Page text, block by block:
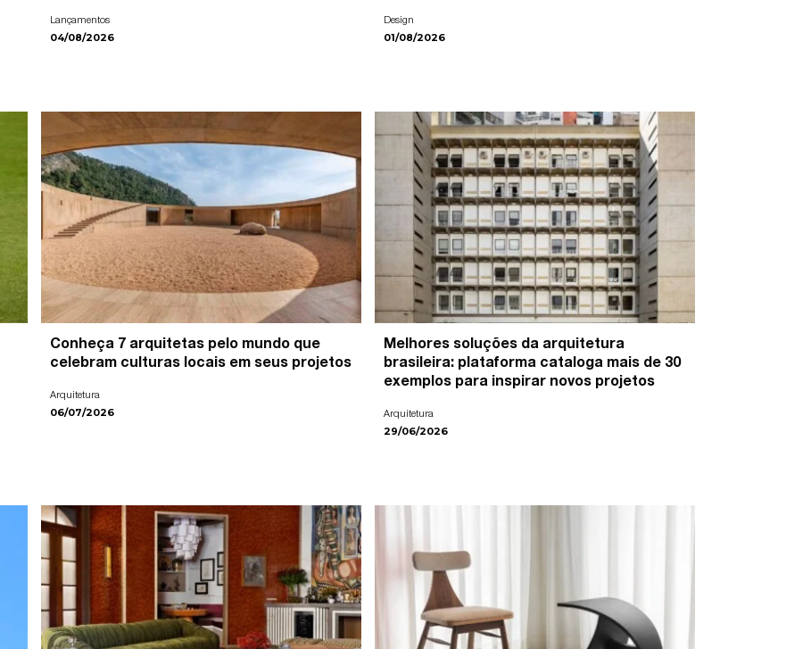
Lançamentos
04/08/2026
Design
01/08/2026
Conheça 7 arquitetas pelo mundo que
celebram culturas locais em seus projetos
Arquitetura
06/07/2026
Melhores soluções da arquitetura
brasileira: plataforma cataloga mais de 30
exemplos para inspirar novos projetos
Arquitetura
29/06/2026